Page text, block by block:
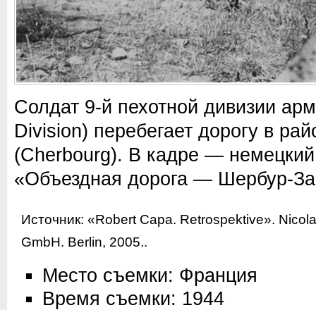
Солдат 9-й пехотной дивизии
Division) перебегает дорогу в
(Cherbourg). В кадре —
«Объездная дорога — Шербур-
Источник: «Robert Capa. Retrospektive».
GmbH. Berlin, 2005..
Место съемки: Франция
Время съемки: 1944